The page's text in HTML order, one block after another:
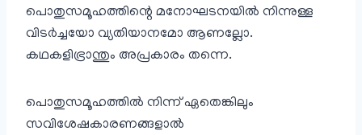
പൊതുസമൂഹത്തിന്റെ മനോഘടനയിൽ നിന്നുള്ള
വിടർച്ചയോ വ്യതിയാനമോ ആണല്ലോ.
കഥകളിഭ്രാന്തും അപ്രകാരം തന്നെ.
പൊതുസമൂഹത്തിൽ നിന്ന് ഏതെങ്കിലും
സവിശേഷകാരണങ്ങളാൽ